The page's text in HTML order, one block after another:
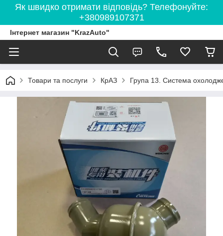
Як швидко отримати відповідь? Телефонуйте:
+380989107371
Інтернет магазин "KrazAuto"
Товари та послуги КрАЗ Група 13. Система